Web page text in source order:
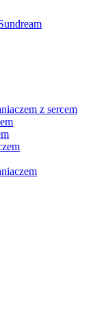
z sercem